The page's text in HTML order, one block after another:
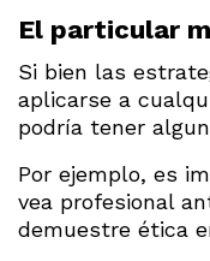
El particular
Si bien las
aplicarse a
podría tener
Por ejemplo, es
vea profesional
demuestre ética